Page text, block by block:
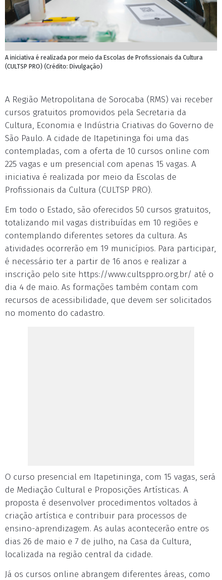
A iniciativa é realizada por meio da Escolas de Profissionais da Cultura
(CULTSP PRO) (Crédito: Divulgação)
A Região Metropolitana de Sorocaba (RMS) vai receber
cursos gratuitos promovidos pela Secretaria da
Cultura, Economia e Indústria Criativas do Governo de
São Paulo. A cidade de Itapetininga foi uma das
contempladas, com a oferta de 10 cursos online com
225 vagas e um presencial com apenas 15 vagas. A
iniciativa é realizada por meio da Escolas de
Profissionais da Cultura (CULTSP PRO).
Em todo o Estado, são oferecidos 50 cursos gratuitos,
totalizando mil vagas distribuídas em 10 regiões e
contemplando diferentes setores da cultura. As
atividades ocorrerão em 19 municípios. Para participar,
é necessário ter a partir de 16 anos e realizar a
inscrição pelo site https://www.cultsppro.org.br/ até o
dia 4 de maio. As formações também contam com
recursos de acessibilidade, que devem ser solicitados
no momento do cadastro.
O curso presencial em Itapetininga, com 15 vagas, será
de Mediação Cultural e Proposições Artísticas. A
proposta é desenvolver procedimentos voltados à
criação artística e contribuir para processos de
ensino-aprendizagem. As aulas acontecerão entre os
dias 26 de maio e 7 de julho, na Casa da Cultura,
localizada na região central da cidade.
Já os cursos online abrangem diferentes áreas, como